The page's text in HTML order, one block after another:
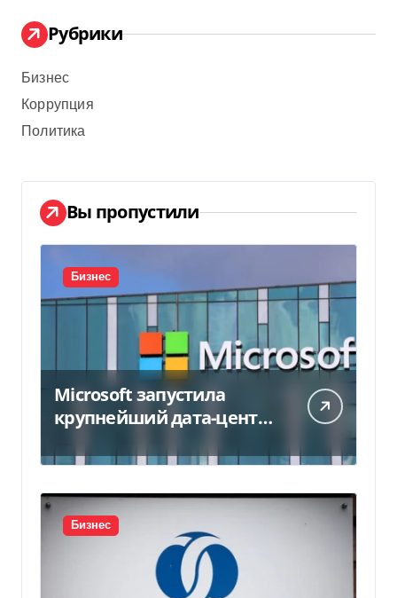
Рубрики
Бизнес
Коррупция
Политика
Вы пропустили
Бизнес
Microsoft запустила
крупнейший дата-центр
миллиарда
Бизнес